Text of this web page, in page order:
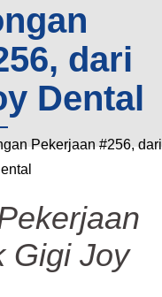
dari
Dental
Pekerjaan #256, dari
Gigi Joy